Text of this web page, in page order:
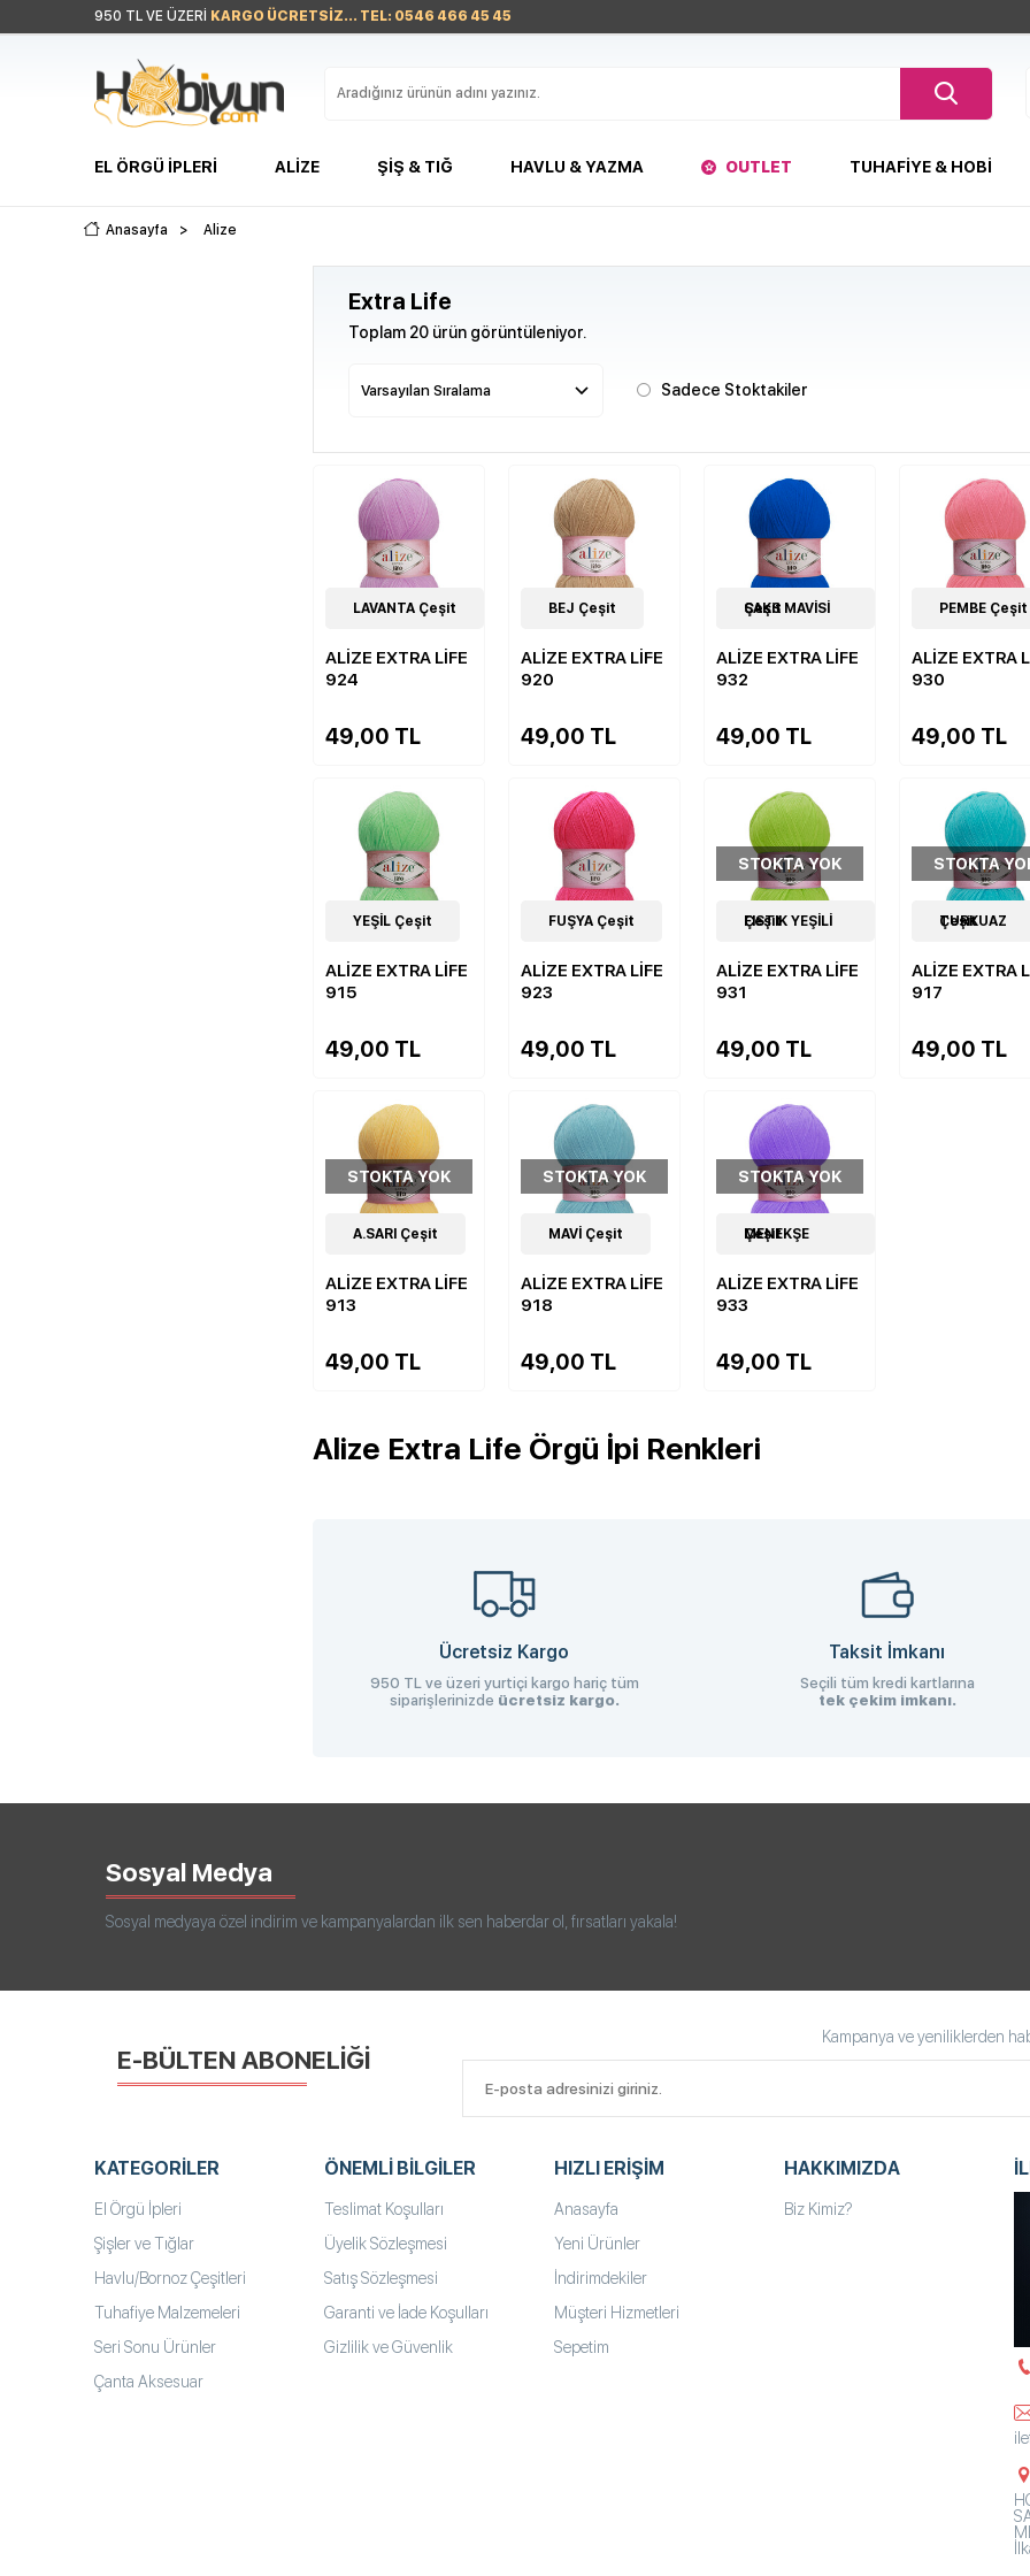
950 TL VE ÜZERİ KARGO ÜCRETSİZ... TEL: 0546 466 45 45
EL ÖRGÜ İPLERI ALIZE ŞIŞ & TIĞ HAVLU & YAZMA OUTLET TUHAFIYE & HOBI
Anasayfa > Alize
Extra Life
Toplam 20 ürün görüntüleniyor.
Sadece Stoktakiler
19Çeşit
LAVANTA Çeşit
ALİZE EXTRA LİFE
924
49,00 TL
19Çeşit
BEJ Çeşit
ALİZE EXTRA LİFE
920
49,00 TL
19Çeşit
SAKS MAVİSİ Çeşit
ALİZE EXTRA LİFE
932
49,00 TL
19Çeşit
PEMBE Çeşit
ALİZE EXTRA
930
49,00 TL
19Çeşit
YEŞİL Çeşit
ALİZE EXTRA LİFE
915
49,00 TL
19Çeşit
FUŞYA Çeşit
ALİZE EXTRA LİFE
923
49,00 TL
19Çeşit
STOKTA YOK
FISTIK YEŞİLİ Çeşit
ALİZE EXTRA LİFE
931
49,00 TL
19Çeşit
STOKTA
TURKUAZ Çeşit
ALİZE EXTRA
917
49,00 TL
19Çeşit
STOKTA YOK
A.SARI Çeşit
ALİZE EXTRA LİFE
913
49,00 TL
19Çeşit
STOKTA YOK
MAVİ Çeşit
ALİZE EXTRA LİFE
918
49,00 TL
19Çeşit
STOKTA YOK
MENEKŞE Çeşit
ALİZE EXTRA LİFE
933
49,00 TL
Alize Extra Life Örgü İpi Renkleri
Ücretsiz Kargo
950 TL ve üzeri yurtiçi kargo hariç tüm
siparişlerinizde ücretsiz kargo.
Taksit İmkanı
Seçili tüm kredi kartlarına
tek çekim imkanı.
Sosyal Medya
Sosyal medyaya özel indirim ve kampanyalardan ilk sen haberdar ol, fırsatları yakala!
E-BÜLTEN ABONELİĞİ
Kampanya ve yeniliklerden
KATEGORILER
El Örgü İpleri
Şişler ve Tığlar
Havlu/Bornoz Çeşitleri
Tuhafiye Malzemeleri
Seri Sonu Ürünler
Çanta Aksesuar
ÖNEMLI BILGILER
Teslimat Koşulları
Üyelik Sözleşmesi
Satış Sözleşmesi
Garanti ve İade Koşulları
Gizlilik ve Güvenlik
HIZLI ERIŞIM
Anasayfa
Yeni Ürünler
İndirimdekiler
Müşteri Hizmetleri
Sepetim
HAKKIMIZDA
Biz Kimiz?